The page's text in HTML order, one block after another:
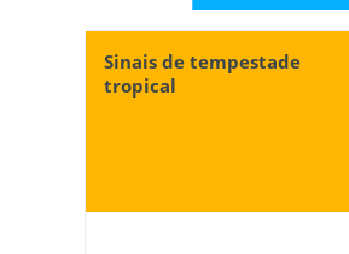
Sinais de tempestade
tropical